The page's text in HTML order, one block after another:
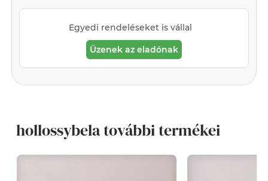
Egyedi rendeléseket is vállal
Üzenek az eladónak
hollossybela további termékei